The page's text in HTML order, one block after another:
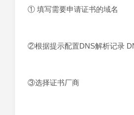
① 填写需要申请证书的域名
②根据提示配置DNS解析记录
③选择证书厂商